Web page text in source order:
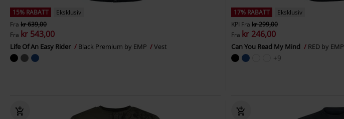
15% RABATT
Eksklusiv
Fra kr 639,00
Fra kr 543,00
Life Of An Easy Rider Black Premium by EMP Vest
17% RABATT
Eksklusiv
KPI Frakr 299,00
Fra kr 246,00
Can You Read My Mind RED by EMP
+9